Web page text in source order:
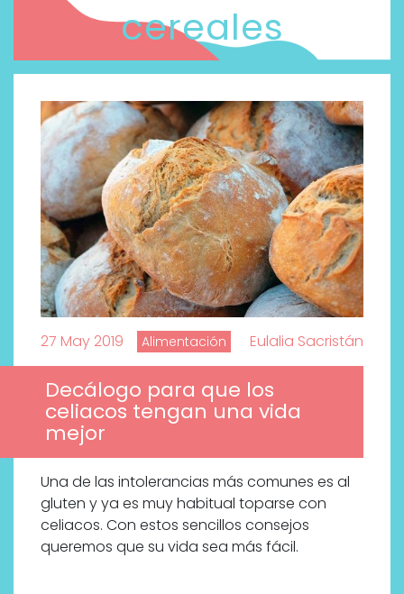
cereales
27 May 2019 Alimentación Eulalia Sacristán
Decálogo para que los
celiacos tengan una vida
mejor
Una de las intolerancias más comunes es al
gluten y ya es muy habitual toparse con
celiacos. Con estos sencillos consejos
queremos que su vida sea más fácil.